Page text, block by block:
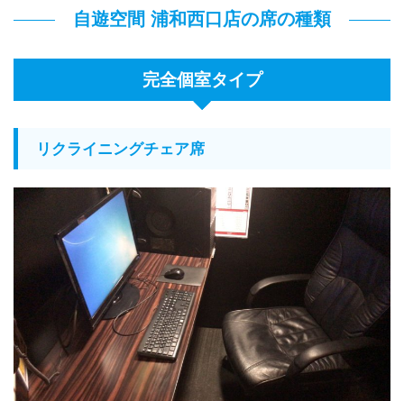
自遊空間 浦和西口店の席の種類
完全個室タイプ
リクライニングチェア席